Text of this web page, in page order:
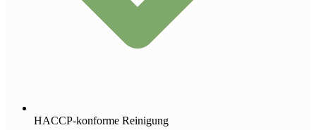
HACCP-konforme Reinigung